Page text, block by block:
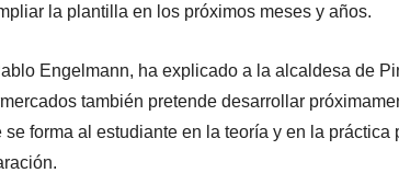
la plantilla en los próximos meses y años.
Engelmann, ha explicado a la alcaldesa de
también pretende desarrollar
forma al estudiante en la teoría y en la práctica